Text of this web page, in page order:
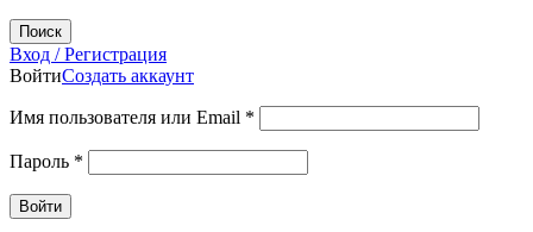
Поиск
Вход / Регистрация
ВойтиСоздать аккаунт
Имя пользователя или Email *
Пароль *
Войти